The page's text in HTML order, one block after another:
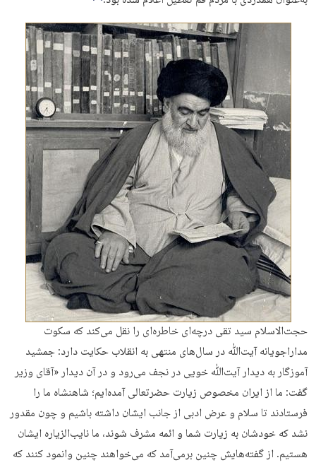
حجت‌الاسلام سید تقی درچه‌ای خاطره‌ای را نقل می‌کند که سکوت
مداراجویانه آیت‌ﷲ در سال‌های منتهی به انقلاب حکایت دارد: جمشید
آموزگار به دیدار آیت‌ﷲ خویی در نجف می‌رود و در آن دیدار «آقای وزیر
گفت: ما از ایران مخصوص زیارت حضرتعالی آمده‌ایم؛ شاهنشاه ما را
فرستادند تا سلام و عرض ادبی از جانب ایشان داشته باشیم و چون مقدور
نشد که خودشان به زیارت شما و ائمه مشرف شوند، ما نایب‌الزیاره ایشان
هستیم. از گفته‌هایش چنین برمی‌آمد که می‌خواهند چنین وانمود کنند که